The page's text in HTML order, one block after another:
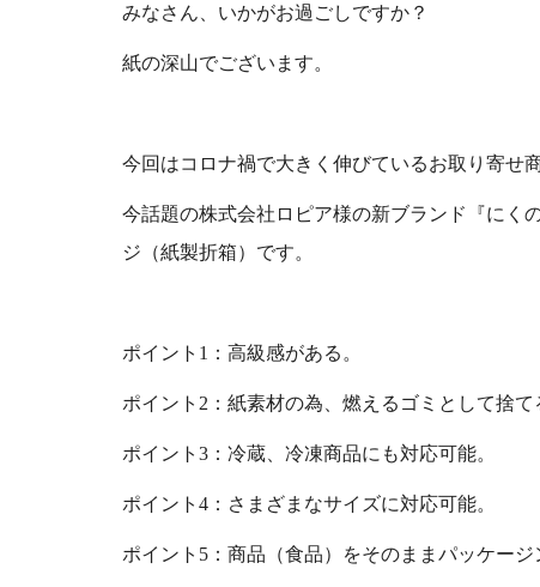
みなさん、いかがお過ごしですか？
紙の深山でございます。
今回はコロナ禍で大きく伸びているお取り寄せ
今話題の株式会社ロピア様の新ブランド『にく
ジ（紙製折箱）です。
ポイント1：高級感がある。
ポイント2：紙素材の為、燃えるゴミとして捨て
ポイント3：冷蔵、冷凍商品にも対応可能。
ポイント4：さまざまなサイズに対応可能。
ポイント5：商品（食品）をそのままパッケージ